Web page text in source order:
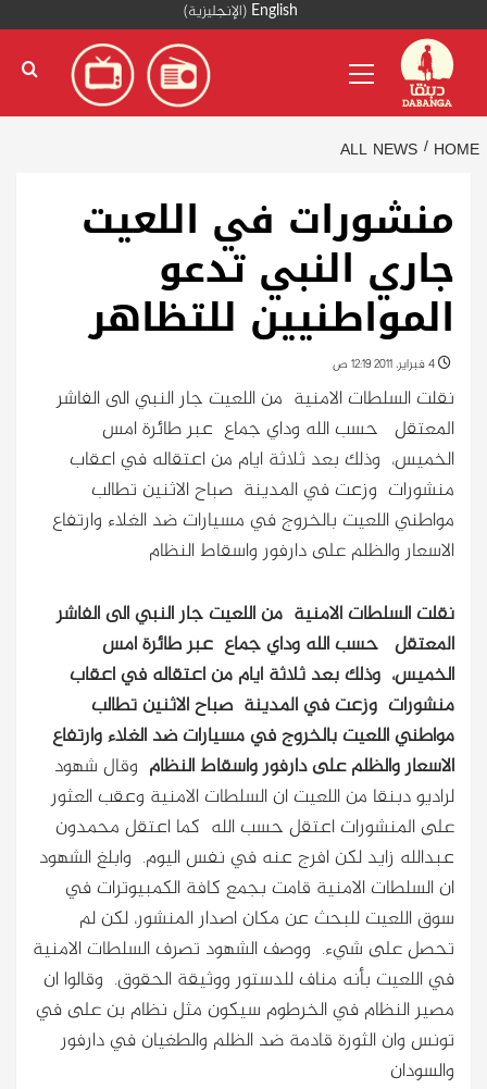
content
English
(الإنجليزية)
Menu
HOME
ALL NEWS
منشورات في اللعيت
جاري النبي تدعو
المواطنيين للتظاهر
نقلت السلطات الامنية من اللعيت جار النبي الى الفاشر
المعتقل حسب الله وداي جماع عبر طائرة امس
الخميس، وذلك بعد ثلاثة ايام من اعتقاله في اعقاب
منشورات وزعت في المدينة صباح الاثنين تطالب
مواطني اللعيت بالخروج في مسيارات ضد الغلاء وارتفاع
الاسعار والظلم على دارفور واسقاط النظام
نقلت السلطات الامنية من اللعيت جار النبي الى الفاشر
المعتقل حسب الله وداي جماع عبر طائرة امس
الخميس، وذلك بعد ثلاثة ايام من اعتقاله في اعقاب
منشورات وزعت في المدينة صباح الاثنين تطالب
مواطني اللعيت بالخروج في مسيارات ضد الغلاء وارتفاع
الاسعار والظلم على دارفور واسقاط النظام وقال شهود
لراديو دبنقا من اللعيت ان السلطات الامنية وعقب العثور
على المنشورات اعتقل حسب الله كما اعتقل محمدون
عبدالله زايد لكن افرج عنه في نفس اليوم. وابلغ الشهود
ان السلطات الامنية قامت بجمع كافة الكمبيوترات في
سوق اللعيت للبحث عن مكان اصدار المنشور، لكن لم
تحصل على شيء. ووصف الشهود تصرف السلطات الامنية
في اللعيت بأنه مناف للدستور ووثيقة الحقوق. وقالوا ان
مصير النظام في الخرطوم سيكون مثل نظام بن على في
تونس وان الثورة قادمة ضد الظلم والطغيان في دارفور
والسودان